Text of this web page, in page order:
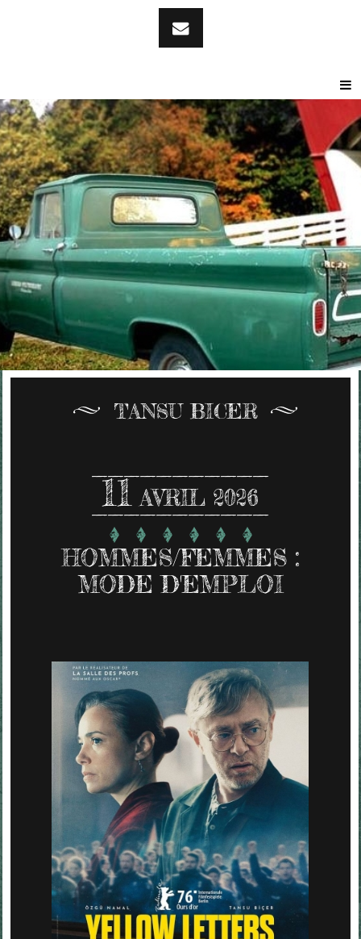
TANSU BICER
11 AVRIL 2026
HOMMES/FEMMES :
MODE D'EMPLOI